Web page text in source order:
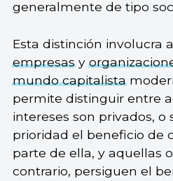
generalmente de tipo
Esta distinción involucra
empresasy
mundo capitalista
permite distinguir entre
intereses son privados, o
prioridad el beneficio de
parte de ella, y aquellas
contrario, persiguen el